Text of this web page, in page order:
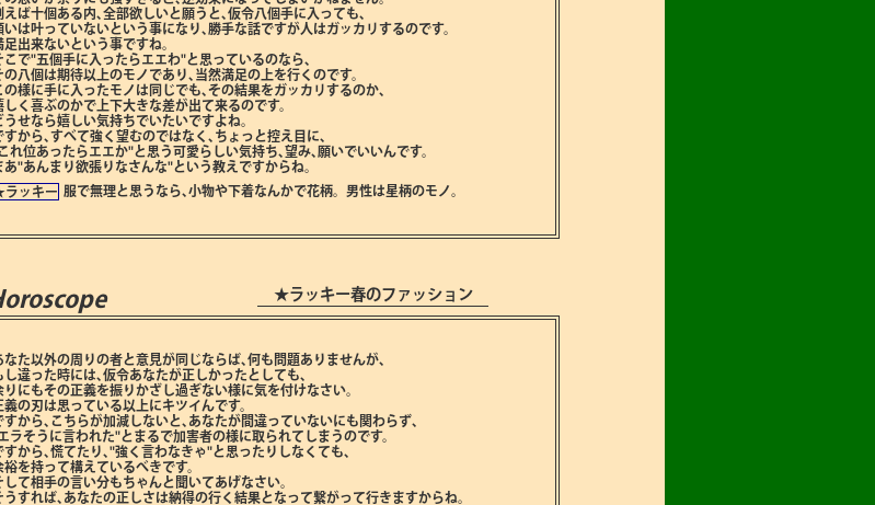
えば十個ある内､全部欲しいと願うと､仮令八個手に入っても､
いは叶っていないという事になり､勝手な話ですが人はガッカリするのです。
足出来ないという事ですね。
こで"五個手に入ったらエエわ"と思っているのなら､
の八個は期待以上のモノであり､当然満足の上を行くのです。
の様に手に入ったモノは同じでも､その結果をガッカリするのか､
しく喜ぶのかで上下大きな差が出て来るのです。
うせなら嬉しい気持ちでいたいですよね。
すから､すべて強く望むのではなく､ちょっと控え目に､
れ位あったらエエか"と思う可愛らしい気持ち､望み､願いでいいんです。
あ"あんまり欲張りなさんな"という教えですからね。
ッキー
服で無理と思うなら､小物や下着なんかで花柄。男性は星柄のモノ。
★ラッキー春のファッション
なた以外の周りの者と意見が同じならば､何も問題ありませんが､
し違った時には､仮令あなたが正しかったとしても､
りにもその正義を振りかざし過ぎない様に気を付けなさい。
義の刃は思っている以上にキツイんです。
すから､こちらが加減しないと､あなたが間違っていないにも関わらず､
ラそうに言われた"とまるで加害者の様に取られてしまうのです。
すから､慌てたり､"強く言わなきゃ"と思ったりしなくても､
裕を持って構えているべきです。
して相手の言い分もちゃんと聞いてあげなさい。
うすれば､あなたの正しさは納得の行く結果となって繋がって行きますからね。